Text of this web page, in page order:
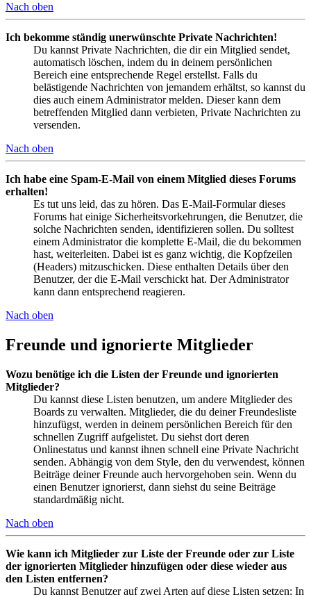
Nach oben
Ich bekomme ständig unerwünschte Private Nachrichten!
Du kannst Private Nachrichten, die dir ein Mitglied sendet,
automatisch löschen, indem du in deinem persönlichen
Bereich eine entsprechende Regel erstellst. Falls du
belästigende Nachrichten von jemandem erhältst, so kannst du
dies auch einem Administrator melden. Dieser kann dem
betreffenden Mitglied dann verbieten, Private Nachrichten zu
versenden.
Nach oben
Ich habe eine Spam-E-Mail von einem Mitglied dieses Forums
erhalten!
Es tut uns leid, das zu hören. Das E-Mail-Formular dieses
Forums hat einige Sicherheitsvorkehrungen, die Benutzer, die
solche Nachrichten senden, identifizieren sollen. Du solltest
einem Administrator die komplette E-Mail, die du bekommen
hast, weiterleiten. Dabei ist es ganz wichtig, die Kopfzeilen
(Headers) mitzuschicken. Diese enthalten Details über den
Benutzer, der die E-Mail verschickt hat. Der Administrator
kann dann entsprechend reagieren.
Nach oben
Freunde und ignorierte Mitglieder
Wozu benötige ich die Listen der Freunde und ignorierten
Mitglieder?
Du kannst diese Listen benutzen, um andere Mitglieder des
Boards zu verwalten. Mitglieder, die du deiner Freundesliste
hinzufügst, werden in deinem persönlichen Bereich für den
schnellen Zugriff aufgelistet. Du siehst dort deren
Onlinestatus und kannst ihnen schnell eine Private Nachricht
senden. Abhängig von dem Style, den du verwendest, können
Beiträge deiner Freunde auch hervorgehoben sein. Wenn du
einen Benutzer ignorierst, dann siehst du seine Beiträge
standardmäßig nicht.
Nach oben
Wie kann ich Mitglieder zur Liste der Freunde oder zur Liste
der ignorierten Mitglieder hinzufügen oder diese wieder aus
den Listen entfernen?
Du kannst Benutzer auf zwei Arten auf diese Listen setzen: In